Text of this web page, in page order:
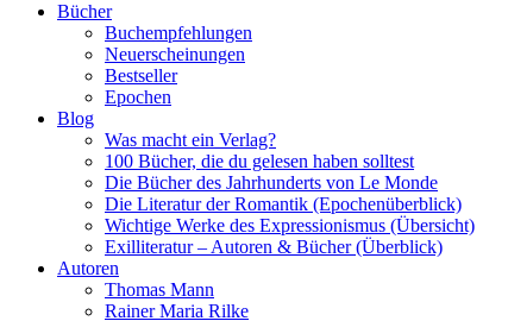
Bücher
Buchempfehlungen
Neuerscheinungen
Bestseller
Epochen
Blog
Was macht ein Verlag?
100 Bücher, die du gelesen haben solltest
Die Bücher des Jahrhunderts von Le Monde
Die Literatur der Romantik (Epochenüberblick)
Wichtige Werke des Expressionismus (Übersicht)
Exilliteratur – Autoren & Bücher (Überblick)
Autoren
Thomas Mann
Rainer Maria Rilke